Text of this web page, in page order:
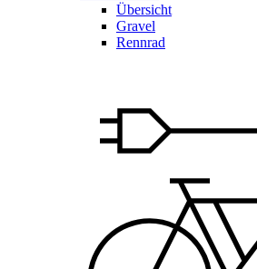
Übersicht
Gravel
Rennrad